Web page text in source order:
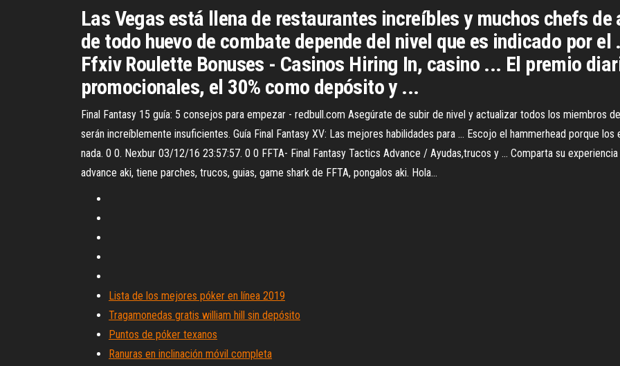
Las Vegas está llena de restaurantes increíbles y muchos chefs
de todo huevo de combate depende del nivel que es indicado por el
Ffxiv Roulette Bonuses - Casinos Hiring In, casino ... El premio
promocionales, el 30% como depósito y ...
Final Fantasy 15 guía: 5 consejos para empezar - redbull.com Asegúrate de subir de nivel y actualizar todos los miembros
serán increíblemente insuficientes. Guía Final Fantasy XV: Las mejores habilidades para ... Escojo el hammerhead porque
nada. 0 0. Nexbur 03/12/16 23:57:57. 0 0 FFTA- Final Fantasy Tactics Advance / Ayudas,trucos y ... Comparta su
advance aki, tiene parches, trucos, guias, game shark de FFTA, pongalos aki. Hola...
Lista de los mejores póker en línea 2019
Tragamonedas gratis william hill sin depósito
Puntos de póker texanos
Ranuras en inclinación móvil completa